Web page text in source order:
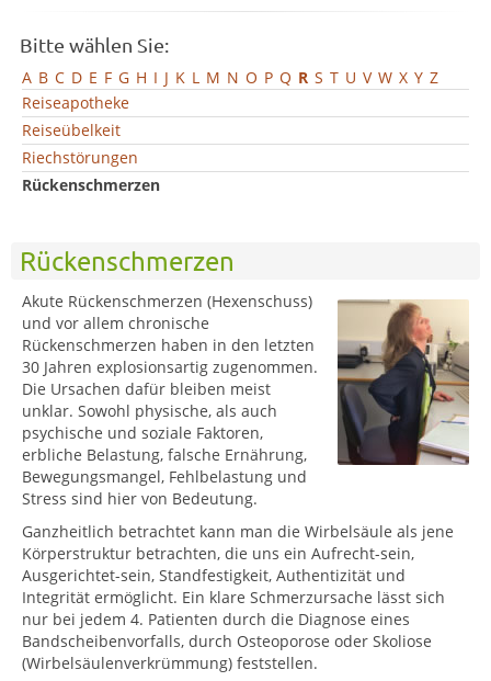
Bitte wählen Sie:
A B C D E F G H I J K L M N O P Q R S T U V W X Y Z
Reiseapotheke
Reiseübelkeit
Riechstörungen
Rückenschmerzen
Rückenschmerzen
Akute Rückenschmerzen (Hexenschuss)
und vor allem chronische
Rückenschmerzen haben in den letzten
30 Jahren explosionsartig zugenommen.
Die Ursachen dafür bleiben meist
unklar. Sowohl physische, als auch
psychische und soziale Faktoren,
erbliche Belastung, falsche Ernährung,
Bewegungsmangel, Fehlbelastung und
Stress sind hier von Bedeutung.
Ganzheitlich betrachtet kann man die Wirbelsäule als jene
Körperstruktur betrachten, die uns ein Aufrecht-sein,
Ausgerichtet-sein, Standfestigkeit, Authentizität und
Integrität ermöglicht. Ein klare Schmerzursache lässt sich
nur bei jedem 4. Patienten durch die Diagnose eines
Bandscheibenvorfalls, durch Osteoporose oder Skoliose
(Wirbelsäulenverkrümmung) feststellen.